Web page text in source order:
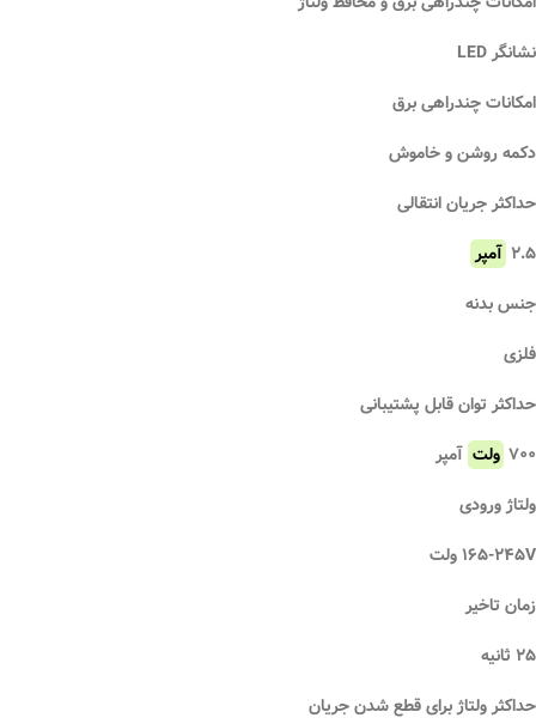
نشانگر LED
امکانات چندراهی برق
دکمه روشن و خاموش
حداکثر جریان انتقالی
۲.۵ آمپر
جنس بدنه
فلزی
حداکثر توان قابل پشتیبانی
۷۰۰ ولت آمپر
ولتاژ ورودی
۱۶۵-۲۴۵V ولت
زمان تاخیر
۲۵ ثانیه
حداکثر ولتاژ برای قطع شدن جریان